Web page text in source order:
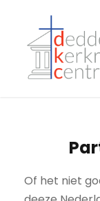
Of het niet